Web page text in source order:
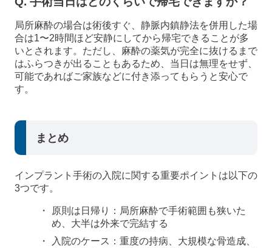
局所麻酔の場合は術後すぐ、静脈内鎮静法を併用した場
合は1〜2時間ほど安静にしてから帰宅できることが多
いとされます。ただし、麻酔の薬気が完全に抜けるまで
はふらつきが出ることもあるため、当日は無理をせず、
可能であればご家族などに付き添ってもらうと安心で
す。
まとめ
インプラント手術の入院に関する重要ポイントは以下の
3つです。
原則は日帰り：局所麻酔で手術範囲も狭いた
め、大半は外来で完結する
入院のケース：重度の持病、大規模な骨造成、